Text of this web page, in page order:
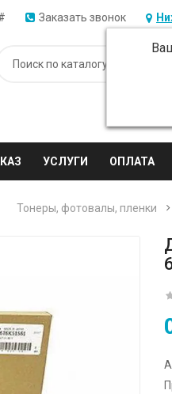
Заказать звонок
УСЛУГИ ОПЛАТА
Тонеры, фотовалы, пленки